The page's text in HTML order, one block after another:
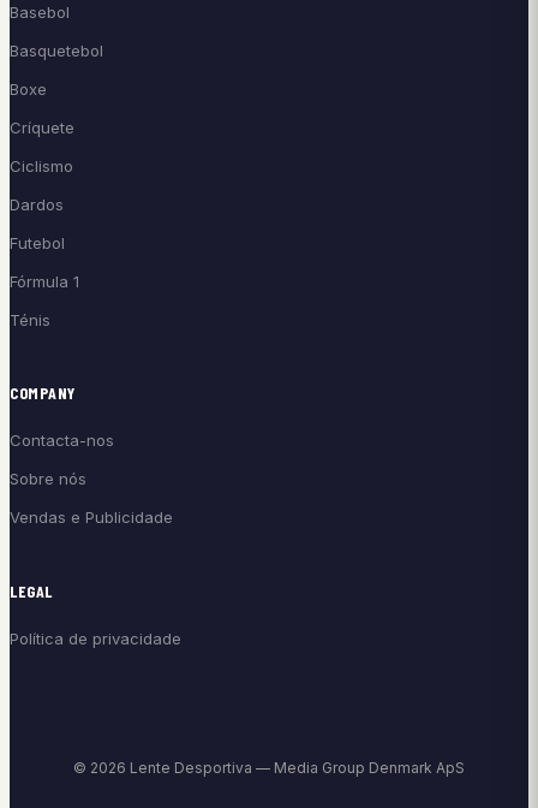
Basebol
Basquetebol
Boxe
Críquete
Ciclismo
Dardos
Futebol
Fórmula 1
Ténis
COMPANY
Contacta-nos
Sobre nós
Vendas e Publicidade
LEGAL
Política de privacidade
© 2026 Lente Desportiva — Media Group Denmark ApS